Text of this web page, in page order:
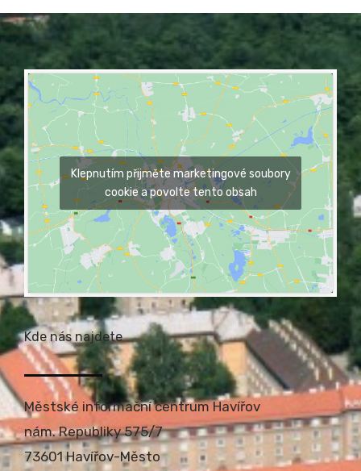
Klepnutím přijměte marketingové soubory
cookie a povolte tento obsah
Kde nás najdete
Městské informační centrum Havířov
nám. Republiky 575/7
73601 Havířov-Město